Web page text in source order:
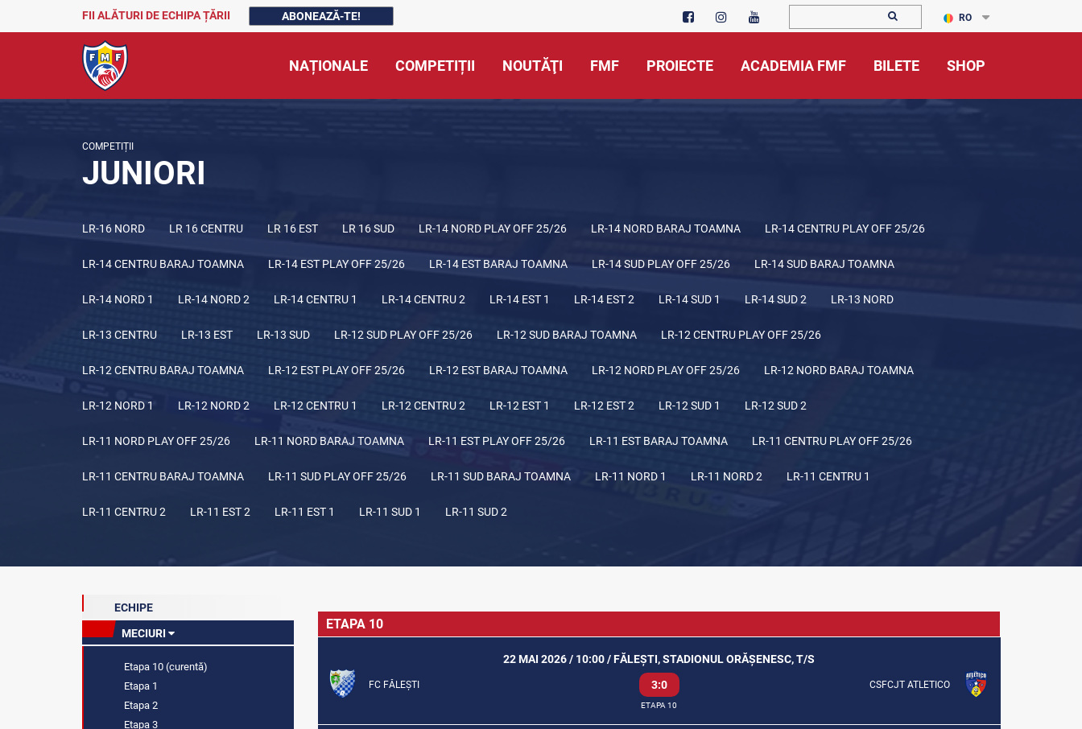
FII ALĂTURI DE ECHIPA ȚĂRII ABONEAZĂ-TE! RO
NAȚIONALE COMPETIȚII NOUTĂŢI FMF PROIECTE ACADEMIA FMF BILETE SHOP
COMPETIȚII
JUNIORI
LR-16 NORD LR 16 CENTRU LR 16 EST LR 16 SUD LR-14 NORD PLAY OFF 25/26 LR-14 NORD BARAJ TOAMNA LR-14 CENTRU PLAY OFF 25/26
LR-14 CENTRU BARAJ TOAMNA LR-14 EST PLAY OFF 25/26 LR-14 EST BARAJ TOAMNA LR-14 SUD PLAY OFF 25/26 LR-14 SUD BARAJ TOAMNA
LR-14 NORD 1 LR-14 NORD 2 LR-14 CENTRU 1 LR-14 CENTRU 2 LR-14 EST 1 LR-14 EST 2 LR-14 SUD 1 LR-14 SUD 2 LR-13 NORD
LR-13 CENTRU LR-13 EST LR-13 SUD LR-12 SUD PLAY OFF 25/26 LR-12 SUD BARAJ TOAMNA LR-12 CENTRU PLAY OFF 25/26
LR-12 CENTRU BARAJ TOAMNA LR-12 EST PLAY OFF 25/26 LR-12 EST BARAJ TOAMNA LR-12 NORD PLAY OFF 25/26 LR-12 NORD BARAJ TOAMNA
LR-12 NORD 1 LR-12 NORD 2 LR-12 CENTRU 1 LR-12 CENTRU 2 LR-12 EST 1 LR-12 EST 2 LR-12 SUD 1 LR-12 SUD 2
LR-11 NORD PLAY OFF 25/26 LR-11 NORD BARAJ TOAMNA LR-11 EST PLAY OFF 25/26 LR-11 EST BARAJ TOAMNA LR-11 CENTRU PLAY OFF 25/26
LR-11 CENTRU BARAJ TOAMNA LR-11 SUD PLAY OFF 25/26 LR-11 SUD BARAJ TOAMNA LR-11 NORD 1 LR-11 NORD 2 LR-11 CENTRU 1
LR-11 CENTRU 2 LR-11 EST 2 LR-11 EST 1 LR-11 SUD 1 LR-11 SUD 2
ECHIPE
MECIURI
Etapa 10 (curentă)
Etapa 1
Etapa 2
Etapa 3
ETAPA 10
22 MAI 2026 / 10:00 / FĂLEȘTI, STADIONUL ORĂȘENESC, T/S
FC FĂLEȘTI 3:0 CSFCJT ATLETICO
ETAPA 10